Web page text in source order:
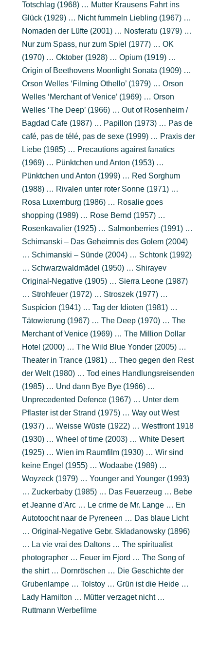
Totschlag (1968) … Mutter Krausens Fahrt ins
Glück (1929) … Nicht fummeln Liebling (1967) …
Nomaden der Lüfte (2001) … Nosferatu (1979) …
Nur zum Spass, nur zum Spiel (1977) … OK
(1970) … Oktober (1928) … Opium (1919) …
Origin of Beethovens Moonlight Sonata (1909) …
Orson Welles ‘Filming Othello’ (1979) … Orson
Welles ‘Merchant of Venice’ (1969) … Orson
Welles ‘The Deep’ (1966) … Out of Rosenheim /
Bagdad Cafe (1987) … Papillon (1973) … Pas de
café, pas de télé, pas de sexe (1999) … Praxis der
Liebe (1985) … Precautions against fanatics
(1969) … Pünktchen und Anton (1953) …
Pünktchen und Anton (1999) … Red Sorghum
(1988) … Rivalen unter roter Sonne (1971) …
Rosa Luxemburg (1986) … Rosalie goes
shopping (1989) … Rose Bernd (1957) …
Rosenkavalier (1925) … Salmonberries (1991) …
Schimanski – Das Geheimnis des Golem (2004)
… Schimanski – Sünde (2004) … Schtonk (1992)
… Schwarzwaldmädel (1950) … Shirayev
Original-Negative (1905) … Sierra Leone (1987)
… Strohfeuer (1972) … Stroszek (1977) …
Suspicion (1941) … Tag der Idioten (1981) …
Tätowierung (1967) … The Deep (1970) … The
Merchant of Venice (1969) … The Million Dollar
Hotel (2000) … The Wild Blue Yonder (2005) …
Theater in Trance (1981) … Theo gegen den Rest
der Welt (1980) … Tod eines Handlungsreisenden
(1985) … Und dann Bye Bye (1966) …
Unprecedented Defence (1967) … Unter dem
Pflaster ist der Strand (1975) … Way out West
(1937) … Weisse Wüste (1922) … Westfront 1918
(1930) … Wheel of time (2003) … White Desert
(1925) … Wien im Raumfilm (1930) … Wir sind
keine Engel (1955) … Wodaabe (1989) …
Woyzeck (1979) … Younger and Younger (1993)
… Zuckerbaby (1985) … Das Feuerzeug … Bebe
et Jeanne d’Arc … Le crime de Mr. Lange … En
Autotoocht naar de Pyreneen … Das blaue Licht
… Original-Negative Gebr. Skladanowsky (1896)
… La vie vrai des Daltons … The spiritualist
photographer … Feuer im Fjord … The Song of
the shirt … Dornröschen … Die Geschichte der
Grubenlampe … Tolstoy … Grün ist die Heide …
Lady Hamilton … Mütter verzaget nicht …
Ruttmann Werbefilme